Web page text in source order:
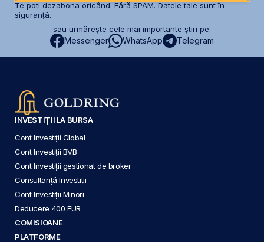
Te poți dezabona oricând. Fără SPAM. Datele tale sunt în
siguranță.
sau urmărește cele mai importante știri pe:
Messenger WhatsApp Telegram
INVESTIȚII LA BURSA
Cont Investiții Global
Cont Investiții BVB
Cont Investiții gestionat de broker
Consultanță Investiții
Cont Investiții Minori
Deducere 400 EUR
COMISIOANE
PLATFORME